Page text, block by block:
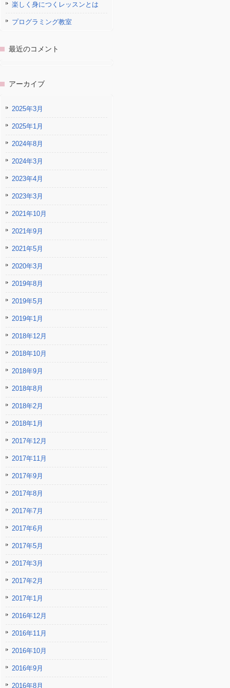
楽しく身につくレッスンとは
プログラミング教室
最近のコメント
アーカイブ
2025年3月
2025年1月
2024年8月
2024年3月
2023年4月
2023年3月
2021年10月
2021年9月
2021年5月
2020年3月
2019年8月
2019年5月
2019年1月
2018年12月
2018年10月
2018年9月
2018年8月
2018年2月
2018年1月
2017年12月
2017年11月
2017年9月
2017年8月
2017年7月
2017年6月
2017年5月
2017年3月
2017年2月
2017年1月
2016年12月
2016年11月
2016年10月
2016年9月
2016年8月